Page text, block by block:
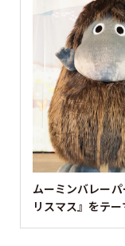
ムーミンバレー
リスマス』をテ